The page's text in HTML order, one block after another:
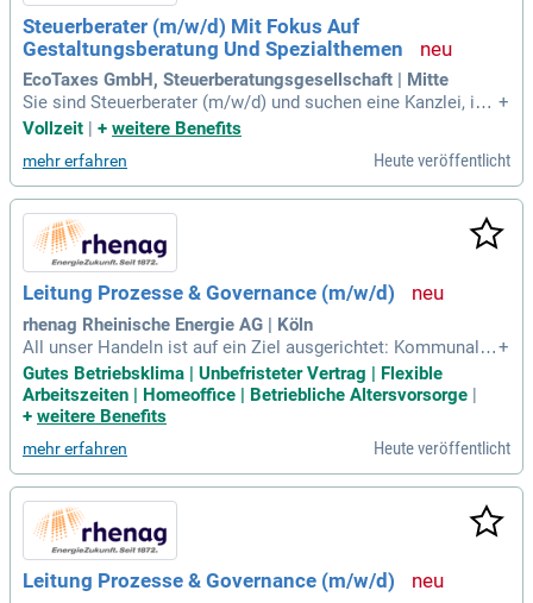
Steuerberater (m/w/d) Mit Fokus Auf
Gestaltungsberatung Und Spezialthemen
EcoTaxes GmbH, Steuerberatungsgesellschaft | Mitte
Sie sind Steuerberater (m/w/d) und suchen eine Kanzlei, in d
er Ihre fachliche Expertise wirklich geschätzt wird?
+
Vollzeit
+ weitere Benefits
mehr erfahren Heute veröffentlicht
Leitung Prozesse & Governance (m/w/d)
rhenag Rheinische Energie AG | Köln
All unser Handeln ist auf ein Ziel ausgerichtet: Kommunale
Versorgungsunternehmen erfolgreich zu machen und ihre H
andlungsfähigkeit und Gestaltungskraft abzusichern.
+
Gutes Betriebsklima | Unbefristeter Vertrag | Flexible
Arbeitszeiten | Homeoffice | Betriebliche Altersvorsorge |
+ weitere Benefits
mehr erfahren Heute veröffentlicht
Leitung Prozesse & Governance (m/w/d)